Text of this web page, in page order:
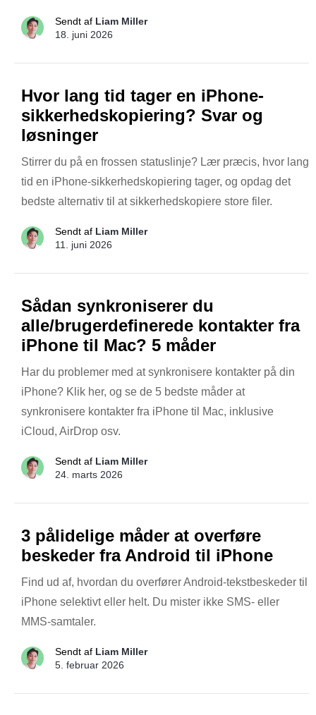
Sendt af Liam Miller
18. juni 2026
Hvor lang tid tager en iPhone-
sikkerhedskopiering? Svar og
løsninger
Stirrer du på en frossen statuslinje? Lær præcis, hvor lang
tid en iPhone-sikkerhedskopiering tager, og opdag det
bedste alternativ til at sikkerhedskopiere store filer.
Sendt af Liam Miller
11. juni 2026
Sådan synkroniserer du
alle/brugerdefinerede kontakter fra
iPhone til Mac? 5 måder
Har du problemer med at synkronisere kontakter på din
iPhone? Klik her, og se de 5 bedste måder at
synkronisere kontakter fra iPhone til Mac, inklusive
iCloud, AirDrop osv.
Sendt af Liam Miller
24. marts 2026
3 pålidelige måder at overføre
beskeder fra Android til iPhone
Find ud af, hvordan du overfører Android-tekstbeskeder til
iPhone selektivt eller helt. Du mister ikke SMS- eller
MMS-samtaler.
Sendt af Liam Miller
5. februar 2026